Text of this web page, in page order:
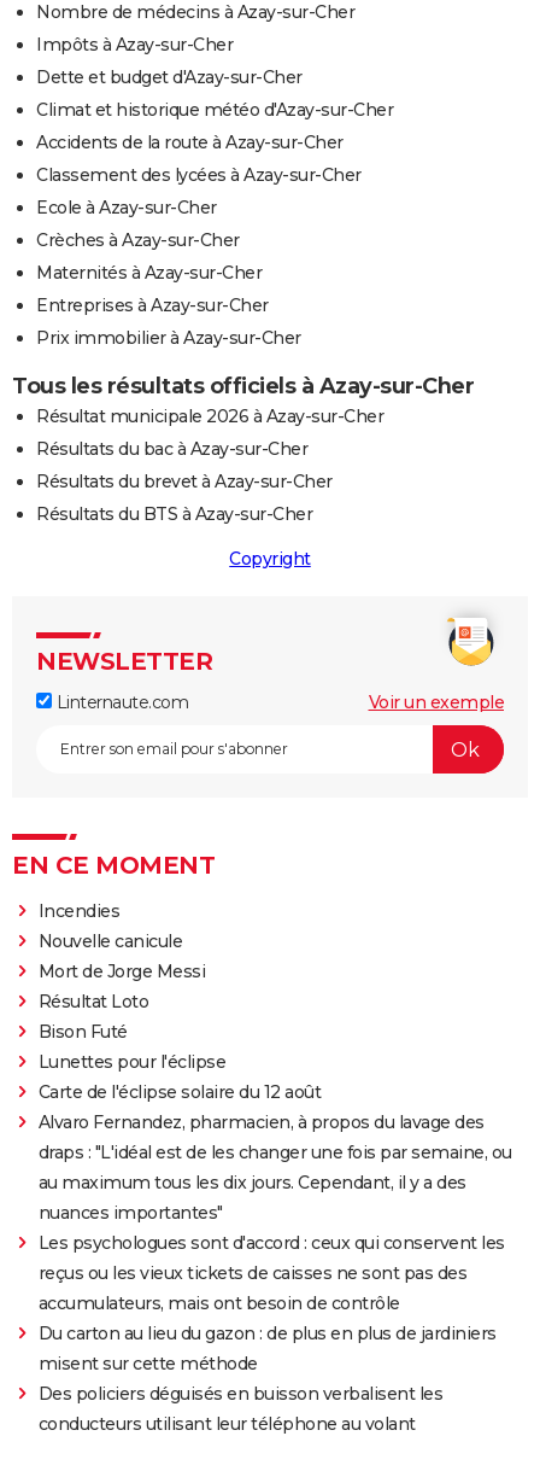
Nombre de médecins à Azay-sur-Cher
Impôts à Azay-sur-Cher
Dette et budget d'Azay-sur-Cher
Climat et historique météo d'Azay-sur-Cher
Accidents de la route à Azay-sur-Cher
Classement des lycées à Azay-sur-Cher
Ecole à Azay-sur-Cher
Crèches à Azay-sur-Cher
Maternités à Azay-sur-Cher
Entreprises à Azay-sur-Cher
Prix immobilier à Azay-sur-Cher
Tous les résultats officiels à Azay-sur-Cher
Résultat municipale 2026 à Azay-sur-Cher
Résultats du bac à Azay-sur-Cher
Résultats du brevet à Azay-sur-Cher
Résultats du BTS à Azay-sur-Cher
Copyright
NEWSLETTER
Linternaute.com Voir un exemple
EN CE MOMENT
Incendies
Nouvelle canicule
Mort de Jorge Messi
Résultat Loto
Bison Futé
Lunettes pour l'éclipse
Carte de l'éclipse solaire du 12 août
Alvaro Fernandez, pharmacien, à propos du lavage des
draps : "L'idéal est de les changer une fois par semaine, ou
au maximum tous les dix jours. Cependant, il y a des
nuances importantes"
Les psychologues sont d'accord : ceux qui conservent les
reçus ou les vieux tickets de caisses ne sont pas des
accumulateurs, mais ont besoin de contrôle
Du carton au lieu du gazon : de plus en plus de jardiniers
misent sur cette méthode
Des policiers déguisés en buisson verbalisent les
conducteurs utilisant leur téléphone au volant